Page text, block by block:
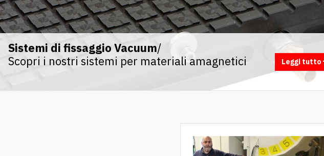
Sistemi di fissaggio Vacuum/
Scopri i nostri sistemi per materiali amagnetici
Leggi tutto